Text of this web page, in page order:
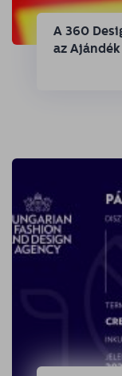
A 360
az